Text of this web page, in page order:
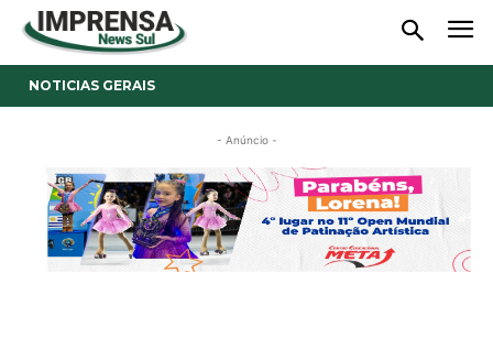
NOTICIAS GERAIS
- Anúncio -